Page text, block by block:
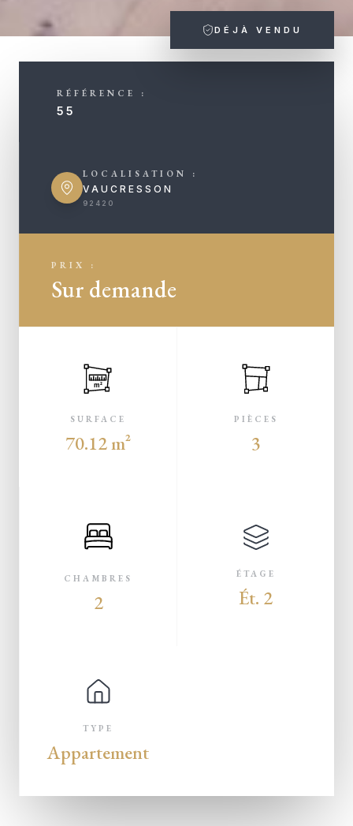
DÉJÀ VENDU
RÉFÉRENCE :
55
LOCALISATION :
VAUCRESSON
92420
PRIX :
Sur demande
m²
SURFACE
70.12 m²
PIÈCES
3
CHAMBRES
2
ÉTAGE
Ét. 2
TYPE
Appartement